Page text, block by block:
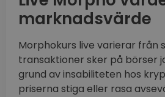
marknadsvärde
Morphokurs live varierar från
transaktioner sker på börser
grund av insabiliteten hos
priserna stiga eller rasa